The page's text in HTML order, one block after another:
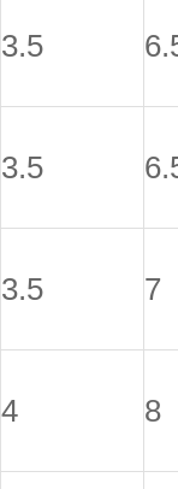
3.5
3.5
3.5 7
4 8